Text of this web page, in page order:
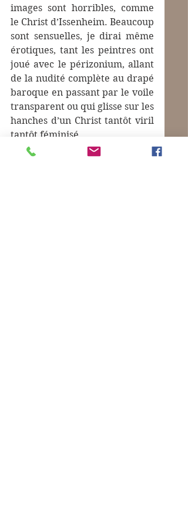
images sont horribles, comme
le Christ d’Issenheim. Beaucoup
sont sensuelles, je dirai même
érotiques, tant les peintres ont
joué avec le périzonium, allant
de la nudité complète au drapé
baroque en passant par le voile
transparent ou qui glisse sur les
hanches d’un Christ tantôt viril
tantôt féminisé.